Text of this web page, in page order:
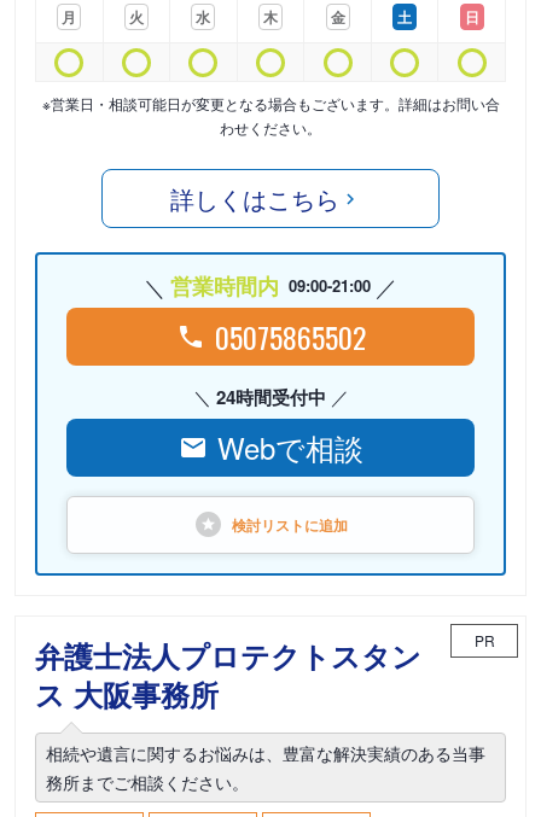
月
火
水
木
金
土
日
※営業日・相談可能日が変更となる場合もございます。詳細はお問い合
わせください。
詳しくはこちら
営業時間内 09:00-21:00
05075865502
24時間受付中
Webで相談
検討リストに追加
弁護士法人プロテクトスタン
ス 大阪事務所
PR
相続や遺言に関するお悩みは、豊富な解決実績のある当事
務所までご相談ください。